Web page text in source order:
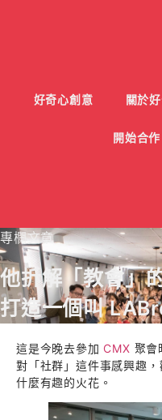
好奇心創意 關於
開始合作
專欄文章
他拆解「教會」
打造一個叫
這是今晚去參加 CMX 聚會
對「社群」這件事感興趣，
什麼有趣的火花。